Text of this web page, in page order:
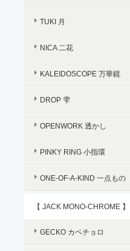
TUKI 月
NICA 二花
KALEIDOSCOPE 万華鏡
DROP 雫
OPENWORK 透かし
PINKY RING 小指環
ONE-OF-A-KIND 一点もの
【 JACK MONO-CHROME 】
GECKO カベチョロ